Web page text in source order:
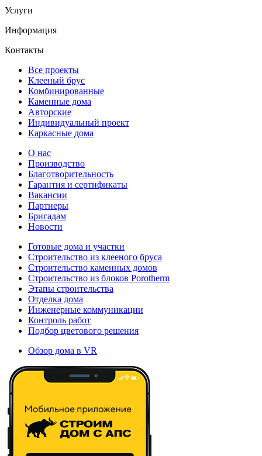
Услуги
Информация
Контакты
Все проекты
Клееный брус
Комбинированные
Каменные дома
Авторские
Индивидуальный проект
Каркасные дома
О нас
Производство
Благотворительность
Гарантия и сертификаты
Вакансии
Партнеры
Бригадам
Новости
Готовые дома и участки
Строительство из клееного бруса
Строительство каменных домов
Строительство из блоков Porotherm
Этапы строительства
Отделка дома
Инженерные коммуникации
Контроль работ
Подбор цветового решения
Обзор дома в VR